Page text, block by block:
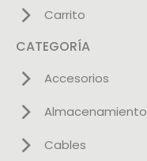
Carrito
CATEGORÍA
Accesorios
Almacenamiento
Cables